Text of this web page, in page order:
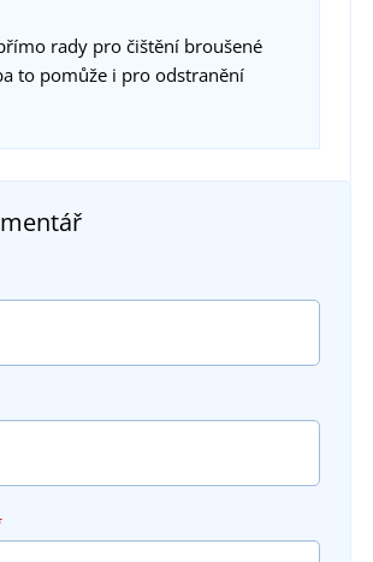
rady pro čištění broušené
to pomůže i pro odstranění